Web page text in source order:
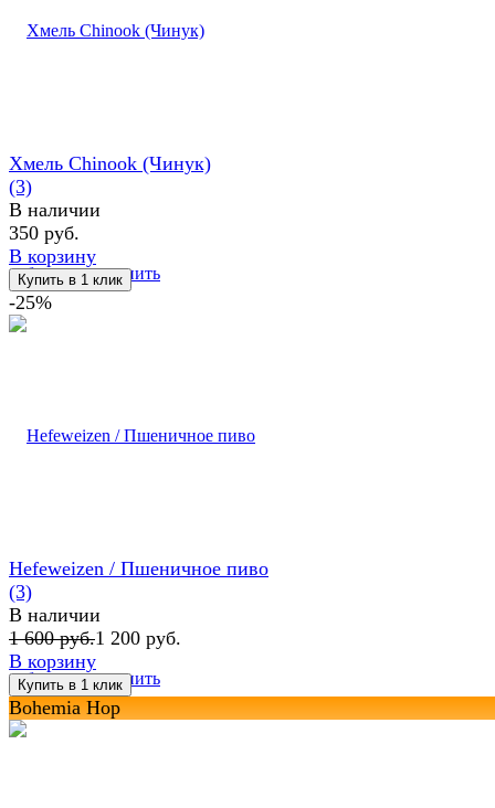
избранное сравнить
Хмель Chinook (Чинук)
(3)
В наличии
350 руб.
В корзину
-25%
избранное сравнить
Hefeweizen / Пшеничное пиво
(3)
В наличии
1 600 руб.1 200 руб.
В корзину
Bohemia Hop